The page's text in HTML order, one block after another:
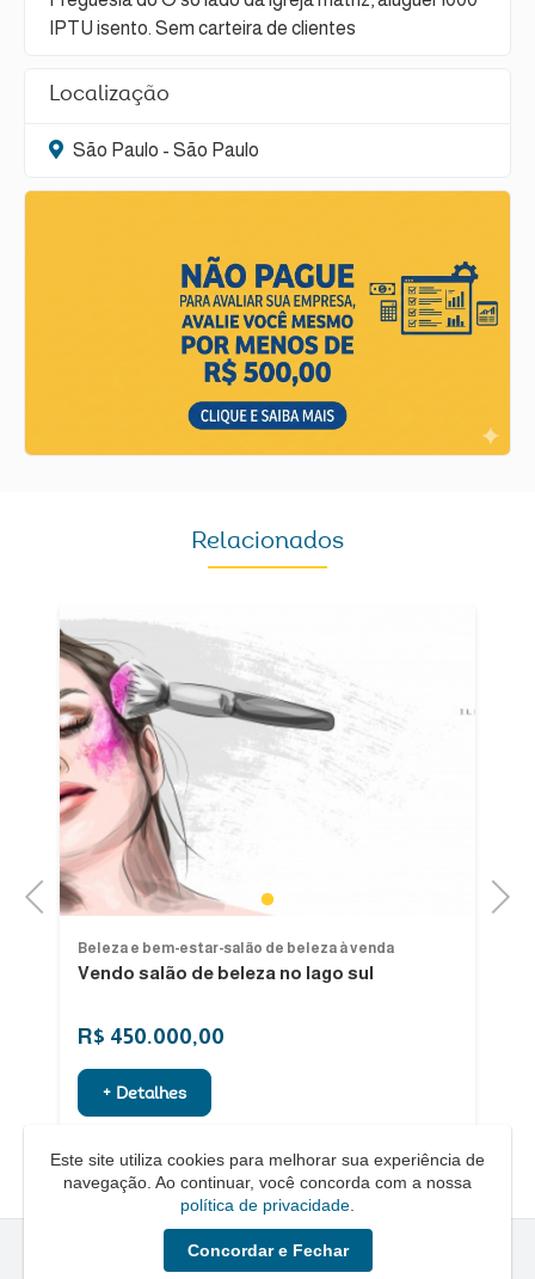
IPTU isento. Sem carteira de clientes
Localização
São Paulo - São Paulo
Relacionados
Previous 1
Beleza e bem-estar-salão de beleza à venda
Vendo salão de beleza no lago sul
R$ 450.000,00
+ Detalhes
Next
Quero um Negócio © - 2026 - Todos os direitos reservados
Este site utiliza cookies para melhorar sua experiência de
navegação. Ao continuar, você concorda com a nossa
política de privacidade
Concordar e Fechar